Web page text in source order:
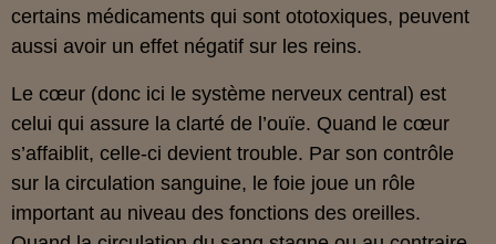
certains médicaments qui sont ototoxiques, peuvent
aussi avoir un effet négatif sur les reins.
Le cœur (donc ici le système nerveux central) est
celui qui assure la clarté de l’ouïe. Quand le cœur
s’affaiblit, celle-ci devient trouble. Par son contrôle
sur la circulation sanguine, le foie joue un rôle
important au niveau des fonctions des oreilles.